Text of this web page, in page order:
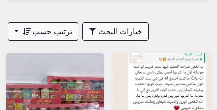
**أبرز الأنواع الأكثر طلباً في عمان 2026:**
- خضروات وفواكه عضوية
**نصائح مهمة عند شراء أغذية عضوية في عمان
2026:**
1. اطلب صور حديثة + شهادة عضوية إن وجدت.
خيارات البحث ترتيب حسب